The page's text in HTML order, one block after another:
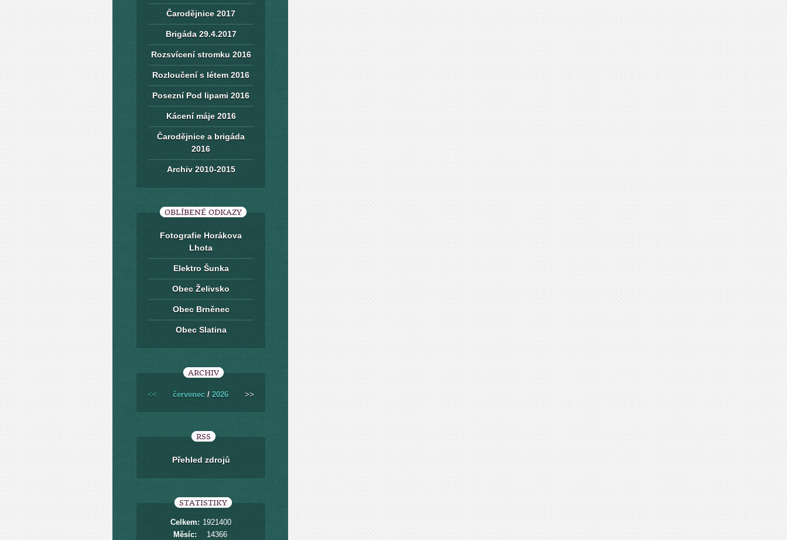
Čarodějnice 2017
Brigáda 29.4.2017
Rozsvícení stromku 2016
Rozloučení s létem 2016
Posezní Pod lipami 2016
Kácení máje 2016
Čarodějnice a brigáda
2016
Archiv 2010-2015
OBLÍBENÉ ODKAZY
Fotografie Horákova
Lhota
Elektro Šunka
Obec Želivsko
Obec Brněnec
Obec Slatina
ARCHIV
<< červenec / 2026 >>
RSS
Přehled zdrojů
STATISTIKY
Celkem: 1921400
Měsíc:
14366